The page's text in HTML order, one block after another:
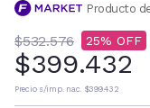
Producto
$532.576 25
$399.432
Precio s/imp. nac. $399.432